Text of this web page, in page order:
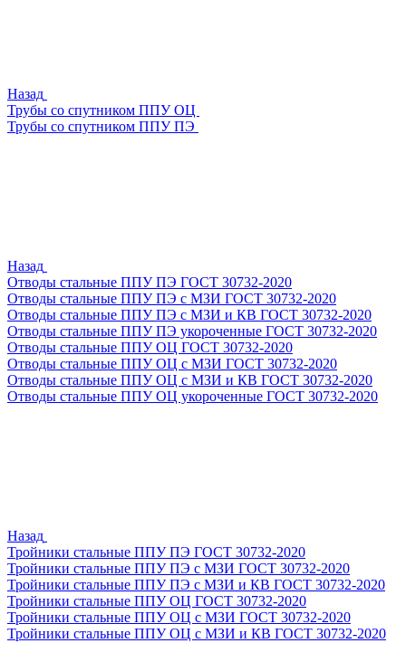
Назад
Трубы со спутником ППУ ОЦ
Трубы со спутником ППУ ПЭ
Назад
Отводы стальные ППУ ПЭ ГОСТ 30732-2020
Отводы стальные ППУ ПЭ с МЗИ ГОСТ 30732-2020
Отводы стальные ППУ ПЭ с МЗИ и КВ ГОСТ 30732-2020
Отводы стальные ППУ ПЭ укороченные ГОСТ 30732-2020
Отводы стальные ППУ ОЦ ГОСТ 30732-2020
Отводы стальные ППУ ОЦ с МЗИ ГОСТ 30732-2020
Отводы стальные ППУ ОЦ с МЗИ и КВ ГОСТ 30732-2020
Отводы стальные ППУ ОЦ укороченные ГОСТ 30732-2020
Назад
Тройники стальные ППУ ПЭ ГОСТ 30732-2020
Тройники стальные ППУ ПЭ с МЗИ ГОСТ 30732-2020
Тройники стальные ППУ ПЭ с МЗИ и КВ ГОСТ 30732-2020
Тройники стальные ППУ ОЦ ГОСТ 30732-2020
Тройники стальные ППУ ОЦ с МЗИ ГОСТ 30732-2020
Тройники стальные ППУ ОЦ с МЗИ и КВ ГОСТ 30732-2020